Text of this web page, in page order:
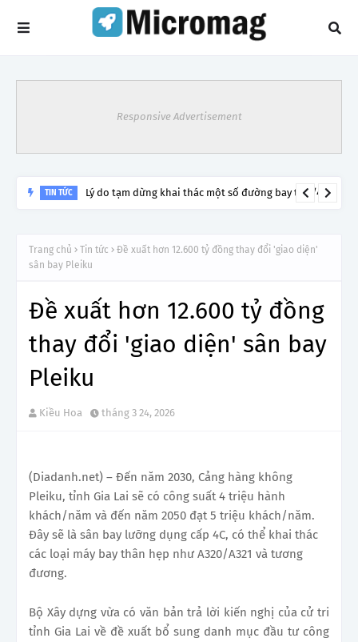
Responsive Advertisement
TIN TỨC Lý do tạm dừng khai thác một số đường bay từ 1/4
Trang chủ Tin tức
Đề xuất hơn 12.600 tỷ đồng thay đổi 'giao diện'
sân bay Pleiku
Đề xuất hơn 12.600 tỷ đồng
thay đổi 'giao diện' sân bay
Pleiku
Kiều Hoa tháng 3 24, 2026
(Diadanh.net) – Đến năm 2030, Cảng hàng không
Pleiku, tỉnh Gia Lai sẽ có công suất 4 triệu hành
khách/năm và đến năm 2050 đạt 5 triệu khách/năm.
Đây sẽ là sân bay lưỡng dụng cấp 4C, có thể khai thác
các loại máy bay thân hẹp như A320/A321 và tương
đương.
Bộ Xây dựng vừa có văn bản trả lời kiến nghị của cử tri
tỉnh Gia Lai về đề xuất bổ sung danh mục đầu tư công